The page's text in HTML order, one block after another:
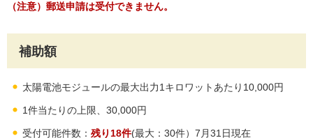
（注意）郵送申請は受付できません。
補助額
太陽電池モジュールの最大出力1キロワットあたり10,000円
1件当たりの上限、30,000円
受付可能件数： 残り18件(最大：30件）7月31日現在